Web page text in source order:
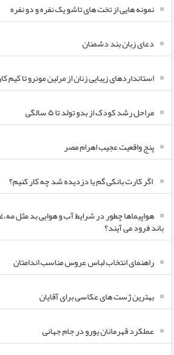
نمونه هایی از تخت های تاشو یک نفره و دو نفره
دعای زبان بند دشمنان
استانداردهای زیبایی زنان از مرلین مونرو تا کیم
مراحل رشد کودک از بدو تولد تا ۵ سالگی
پنج واقعیت عجیب اهرام مصر
اگر کارت بانکی گم یا دزدیده شد چه کار کنیم؟
هواپیماها چطور در شرایط آب و هوایی بد مثل
باند فرود می آیند؟
راهنمای انتخاب لباس عروس مناسب اندامتان
بهترین ژست های عکاسی برای آقایان
عملکرد قهرمانان یورو در جام جهانی